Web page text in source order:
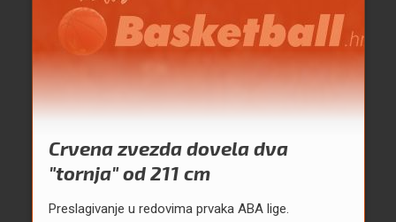
Crvena zvezda dovela dva
"tornja" od 211 cm
Preslagivanje u redovima prvaka ABA lige.